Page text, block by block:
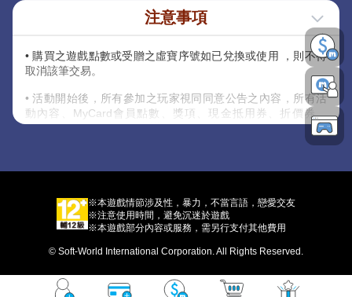
注意事項
• 購買之遊戲點數或受贈之虛寶序號如已兌換或使用 ，則不得
取消該筆交易。
• 活動開始後，所有參加之玩家視同同意公告之內容，所有活
動內容、MyCard會員點數、獎項、現金抵用券、折價券、
COUPON之發送方式，主辦單位保留以上活動及獎項內容修改
之權利，並有權決定修改、取消、暫停或終止活動及贈送內
※本遊戲情節涉及性，暴力，不當言語，戀愛交友
※注意使用時間，避免沉迷於遊戲
※本遊戲部分內容或服務，需另行支付其他費用
© Soft-World International Corporation. All Rights Reserved.